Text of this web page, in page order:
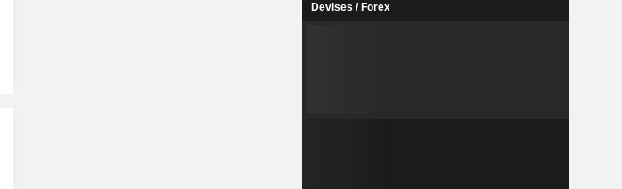
Devises / Forex